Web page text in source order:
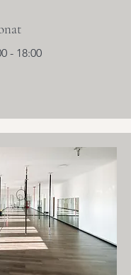
- 18:00